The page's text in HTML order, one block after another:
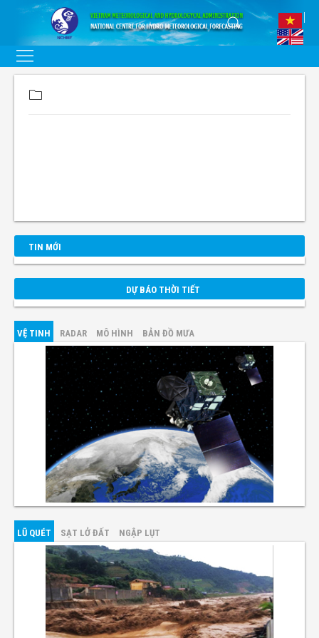
TIN MỚI
DỰ BÁO THỜI TIẾT
VỆ TINH RADAR MÔ HÌNH BẢN ĐỒ MƯA
LŨ QUÉT SẠT LỞ ĐẤT NGẬP LỤT